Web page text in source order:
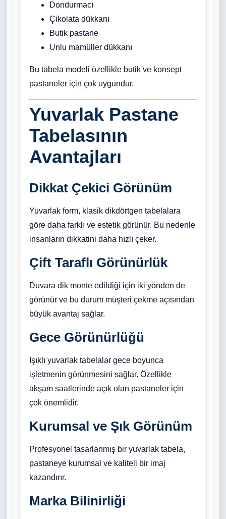
Dondurmacı
Çikolata dükkanı
Butik pastane
Unlu mamüller dükkanı
Bu tabela modeli özellikle butik ve konsept
pastaneler için çok uygundur.
Yuvarlak Pastane
Tabelasının
Avantajları
Dikkat Çekici Görünüm
Yuvarlak form, klasik dikdörtgen tabelalara
göre daha farklı ve estetik görünür. Bu nedenle
insanların dikkatini daha hızlı çeker.
Çift Taraflı Görünürlük
Duvara dik monte edildiği için iki yönden de
görünür ve bu durum müşteri çekme açısından
büyük avantaj sağlar.
Gece Görünürlüğü
Işıklı yuvarlak tabelalar gece boyunca
işletmenin görünmesini sağlar. Özellikle
akşam saatlerinde açık olan pastaneler için
çok önemlidir.
Kurumsal ve Şık Görünüm
Profesyonel tasarlanmış bir yuvarlak tabela,
pastaneye kurumsal ve kaliteli bir imaj
kazandırır.
Marka Bilinirliği